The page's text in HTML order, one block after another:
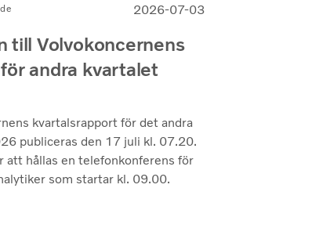
2026-07-03
till Volvokoncernens
andra kvartalet
kvartalsrapport för det andra
publiceras den 17 juli kl. 07.20.
att hållas en telefonkonferens för
som startar kl. 09.00.